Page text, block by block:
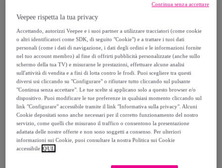
21,00 €
67,90 €
-69%
Guida alle taglie
Venduto daGrupo DS
Consegna
Veepee rispetta la tua privacy
Accettando, autorizzi Veepee e i suoi partner a utilizzare tracciatori (come cookie
o altri identificatori come SDK, di seguito "Cookie") e a trattare i tuoi dati
personali (come i dati di navigazione, i dati degli ordini e le informazioni fornite
nel tuo account membro) al fine di offrirti pubblicità personalizzate (anche sullo
schermo della tua TV) e misurarne le prestazioni, effettuare alcune analisi
sull'attività di vendita e a fini di lotta contro le frodi. Puoi scegliere tra questi
diversi usi cliccando su "Configurare" o rifiutare tutto cliccando sul pulsante
"Continua senza accettare". Le tue scelte si applicano solo a questo browser e/o
dispositivo. Puoi modificare le tue preferenze in qualsiasi momento cliccando sul
link "Configurare" accessibile tramite il link "Informativa sulla privacy". Alcuni
Cookie depositati sono anche necessari per il corretto funzionamento del nostro
servizio, come quelli che misurano il traffico o consentono la presentazione
adattata delle nostre offerte e non sono soggetti a consenso. Per ulteriori
informazioni sui Cookie, puoi consultare la nostra Politica sui Cookie
accessibile QUI.
Continua senza accettare